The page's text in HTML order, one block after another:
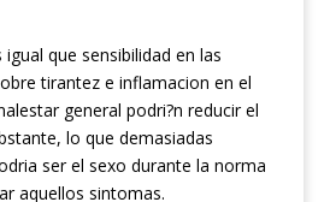
que sensibilidad en las
tirantez e inflamacion en el
general podri?n reducir el
lo que demasiadas
ser el sexo durante la norma
aquellos sintomas.